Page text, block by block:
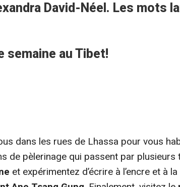
David-Néel. Les mots
semaine au Tibet!
dans les rues de Lhassa pour vous
de pèlerinage qui passent par
et expérimentez d’écrire à l’encre et à